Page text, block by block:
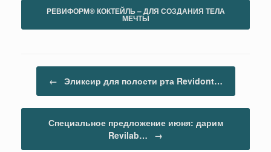
PEВИФОРМ® КОКТЕЙЛЬ – ДЛЯ СОЗДАНИЯ ТЕЛА
МЕЧТЫ
← Эликсир для полости рта Revidont…
Специальное предложение июня: дарим
Revilab…
→